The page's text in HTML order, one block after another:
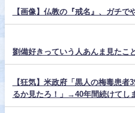
【画像】仏教の『戒名』、ガチ
劉備好きっていう人あんま見たこ
【狂気】米政府「黒人の梅毒患者
るか見たろ！」→40年間続けてし